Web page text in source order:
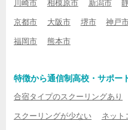
川崎市 相模原市 新潟市
京都市 大阪市 堺市 神戸
福岡市 熊本市
特徴から通信制高校・サポー
合宿タイプのスクーリングあり
スクーリングが少ない ネット